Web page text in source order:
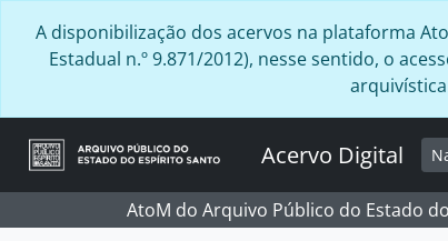
A disponibilização dos acervos na plataforma
Estadual n.º 9.871/2012), nesse sentido, o
Acervo Digital
AtoM do Arquivo Público do Estado